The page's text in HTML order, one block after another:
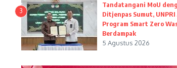
3
Tandatangani MoU
Ditjenpas Sumut,
Program Smart Zero
Berdampak
5 Agustus 2026